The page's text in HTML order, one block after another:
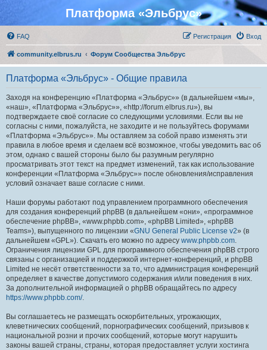
Платформа «Эльбрус»
FAQ Вход
Регистрация
community.elbrus.ru Форум Сообщества Эльбрус
Платформа «Эльбрус» - Общие правила
Заходя на конференцию «Платформа «Эльбрус»» (в дальнейшем «мы»,
«наш», «Платформа «Эльбрус»», «http://forum.elbrus.ru»), вы
подтверждаете своё согласие со следующими условиями. Если вы не
согласны с ними, пожалуйста, не заходите и не пользуйтесь форумами
«Платформа «Эльбрус»». Мы оставляем за собой право изменять эти
правила в любое время и сделаем всё возможное, чтобы уведомить вас об
этом, однако с вашей стороны было бы разумным регулярно
просматривать этот текст на предмет изменений, так как использование
конференции «Платформа «Эльбрус»» после обновления/исправления
условий означает ваше согласие с ними.
Наши форумы работают под управлением программного обеспечения
для создания конференций phpBB (в дальнейшем «они», «программное
обеспечение phpBB», «www.phpbb.com», «phpBB Limited», «phpBB
Teams»), выпущенного по лицензии «GNU General Public License v2» (в
дальнейшем «GPL»). Скачать его можно по адресу www.phpbb.com.
Ограничения лицензии GPL для программного обеспечения phpBB строго
связаны с организацией и поддержкой интернет-конференций, и phpBB
Limited не несёт ответственности за то, что администрация конференций
определяет в качестве допустимого содержания и/или поведения в них.
За дополнительной информацией о phpBB обращайтесь по адресу
https://www.phpbb.com/.
Вы соглашаетесь не размещать оскорбительных, угрожающих,
клеветнических сообщений, порнографических сообщений, призывов к
национальной розни и прочих сообщений, которые могут нарушить
законы вашей страны, страны, которая предоставляет услуги хостинга